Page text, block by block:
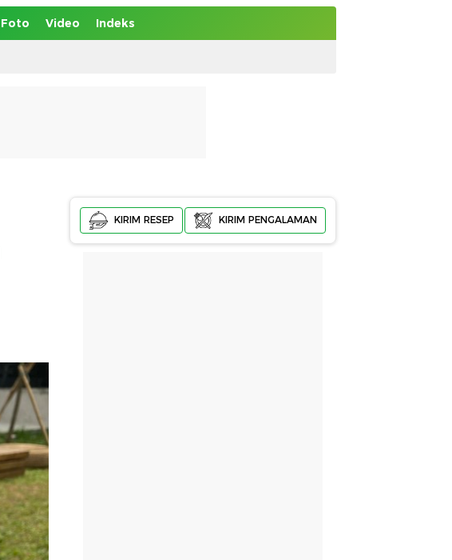
Foto Video Indeks
KIRIM RESEP KIRIM PENGALAMAN